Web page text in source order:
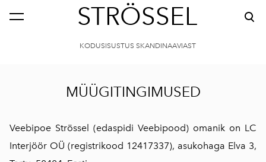
STRÖSSEL
KODUSISUSTUS SKANDINAAVIAST
MÜÜGITINGIMUSED
Veebipoe Strössel (edaspidi Veebipood) omanik on LC
Interjöör OÜ (registrikood 12417337), asukohaga Elva 3,